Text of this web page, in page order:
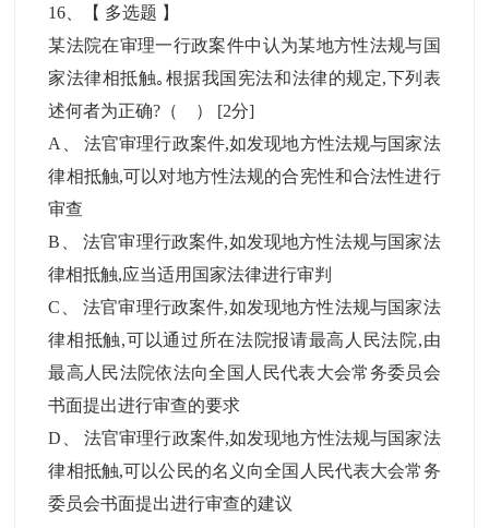
16 、【 多选题 】
某法院在审理一行政案件中认为某地方性法规与国
家法律相抵触｡根据我国宪法和法律的规定,下列表
述何者为正确?（ ） [2分]
A
法官审理行政案件,如发现地方性法规与国家法
律相抵触,可以对地方性法规的合宪性和合法性进行
审查
B
法官审理行政案件,如发现地方性法规与国家法
律相抵触,应当适用国家法律进行审判
C
法官审理行政案件,如发现地方性法规与国家法
律相抵触,可以通过所在法院报请最高人民法院,由
最高人民法院依法向全国人民代表大会常务委员会
书面提出进行审查的要求
D
法官审理行政案件,如发现地方性法规与国家法
律相抵触,可以公民的名义向全国人民代表大会常务
委员会书面提出进行审查的建议